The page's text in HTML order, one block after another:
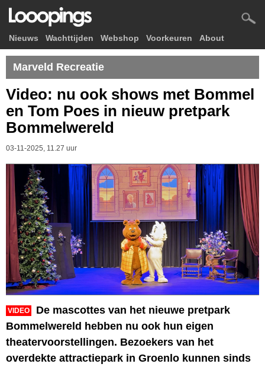
Nieuws Wachttijden Webshop Voorkeuren About
Marveld Recreatie
Video: nu ook shows met Bommel
en Tom Poes in nieuw pretpark
Bommelwereld
03-11-2025, 11.27 uur
VIDEO
De mascottes van het nieuwe pretpark
Bommelwereld hebben nu ook hun eigen
theatervoorstellingen. Bezoekers van het
overdekte attractiepark in Groenlo kunnen sinds